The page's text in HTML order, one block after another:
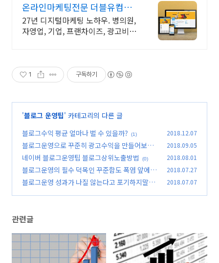
온라인마케팅전문 더블유컴퍼
니 27년 노하우
27년 디지털마케팅 노하우. 병의원,
자영업, 기업, 프랜차이즈, 광고비용
1 구독하기
'블로그 운영팁' 카테고리의 다른 글
블로그수익 평균 얼마나 벌 수 있을까?
(1) 2018.12.07
블로그운영으로 꾸준히 광고수익을 만들어보자
(6)
2018.09.05
네이버 블로그운영팁 블로그상위노출방법 (0) 2018.08.01
블로그운영의 필수 덕목인 꾸준함도 폭염 앞에선
어쩔수 없네
(7)
2018.07.27
블로그운영 성과가 나질 않는다고 포기하지말자 2018.07.07
관련글